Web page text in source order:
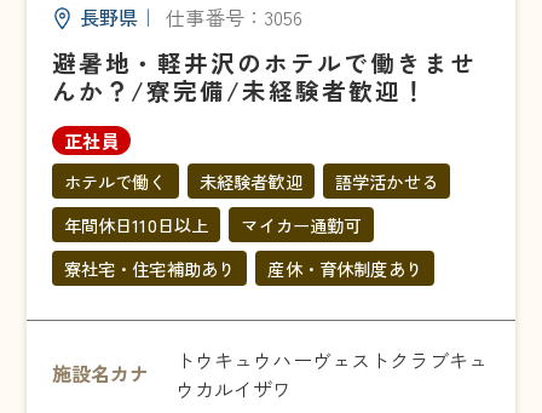
長野県 ｜ 仕事番号：3056
避暑地・軽井沢のホテルで働きませ
んか？/寮完備/未経験者歓迎！
正社員
ホテルで働く 未経験者歓迎
語学活かせる
年間休日110日以上
マイカー通勤可
寮社宅・住宅補助あり
産休・育休制度あり
施設名カナ
トウキュウハーヴェストクラブキュ
ウカルイザワ